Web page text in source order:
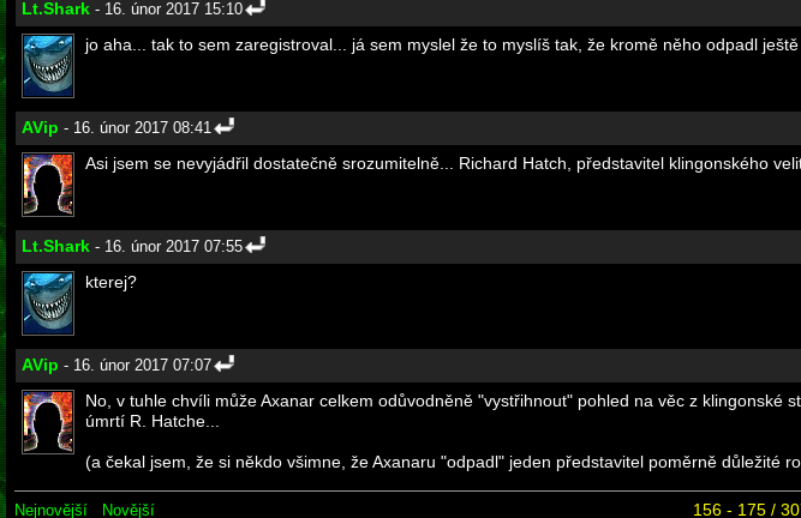
Lt.Shark - 16. únor 2017 15:10
jo aha... tak to sem zaregistroval... já sem myslel že to myslíš tak, že kromě něho odpadl
AVip - 16. únor 2017 08:41
Asi jsem se nevyjádřil dostatečně srozumitelně... Richard Hatch, představitel klingonského
Lt.Shark - 16. únor 2017 07:55
kterej?
AVip - 16. únor 2017 07:07
No, v tuhle chvíli může Axanar celkem odůvodněně "vystřihnout" pohled na věc z
úmrtí R. Hatche...
(a čekal jsem, že si někdo všimne, že Axanaru "odpadl" jeden představitel poměrně důležité
Nejnovější Novější 156 - 175 /